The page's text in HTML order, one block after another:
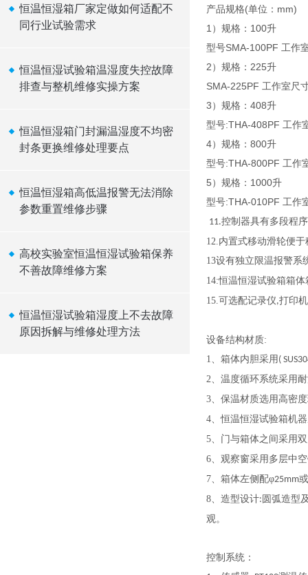
恒温恒湿箱厂家定做如何适配不
同行业试验需求
恒温恒湿试验箱温湿度失控故障
排查与整机维修实操方案
恒温恒湿箱门封漏温湿度不均密
封条更换维修处理要点
恒温恒湿箱高低温报警无法消除
参数重置维修步骤
高校实验室恒温恒湿试验箱保养
不善故障维修方案
恒温恒湿试验箱湿度上不去故障
原因拆解与维修处理方法
产品规格(单位：mm)
1）规格：100升
型号SMA-100PF 工作
2）规格：225升
SMA-225PF 工作室尺
3）规格：408升
型号:THA-408PF 工作
4）规格：800升
型号:THA-800PF 工作
5）规格：1000升
型号:THA-010PF 工作
11.控制器具有多段程
12.内置式移动滑轮便
13设有独立限温报警系
14:恒温恒湿试验箱箱
15.可选配记录仪,打印
设备结构材质:
1、箱体内胆采用 (
2、温度循环系统采用
3、保温材质选用高密
4、恒温恒湿试验箱机
5、门与箱体之间采用
6、观察窗采用多层中
7、箱体左侧配φ25mm
8、造型设计: 圆弧造型
观。
控制系统：